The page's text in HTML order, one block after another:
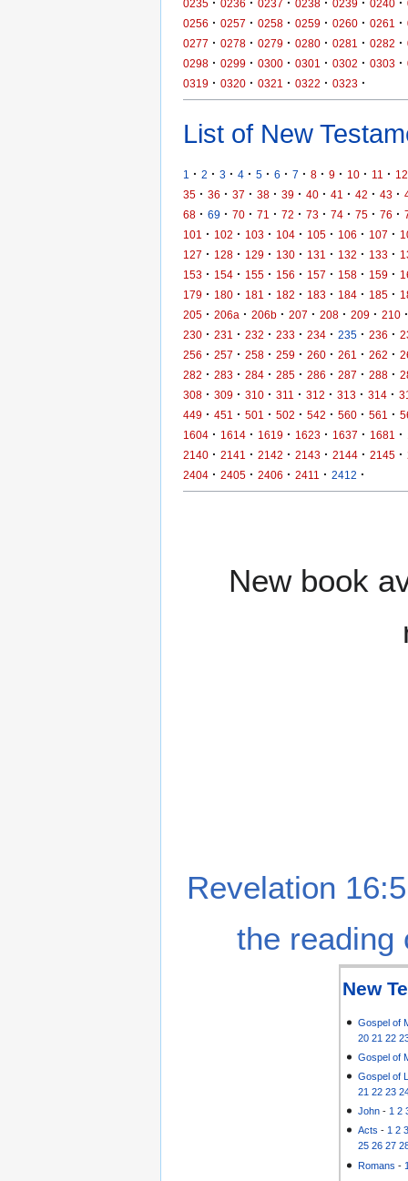
0235
0236 0237 0238 0239 0240
0256 · 0257 · 0258 · 0259 · 0260 · 0261 ·
0277 · 0278 · 0279 · 0280 · 0281 · 0282 ·
0298 · 0299 · 0300 · 0301 · 0302 · 0303 ·
0319 · 0320 · 0321 · 0322 · 0323 ·
List of New
1 · 2 · 3 · 4 · 5 · 6 · 7 · 8 · 9 · 10 · 11 · 12
35 · 36 · 37 · 38 · 39 · 40 · 41 · 42 · 43 ·
68 · 69 · 70 · 71 · 72 · 73 · 74 · 75 · 76 ·
101
· 102 · 103 · 104 · 105 · 106 · 107 ·
127 · 128 · 129 · 130 · 131 · 132 · 133 ·
153 · 154 · 155 · 156 · 157 · 158 · 159 ·
179 · 180 · 181 · 182 · 183 · 184 · 185 ·
205 · 206a · 206b · 207 · 208 · 209 · 210 ·
230 · 231 · 232 · 233 · 234 · 235 · 236 ·
256 · 257 · 258 · 259 · 260 · 261 · 262 ·
282 · 283 · 284 · 285 · 286 · 287 · 288 ·
308 · 309 · 310 · 311 · 312 · 313 · 314 ·
449 · 451 · 501 · 502 · 542 · 560 · 561 ·
1604 · 1614 · 1619 · 1623 · 1637 · 1681 ·
2140 · 2141 · 2142 · 2143 · 2144 · 2145 ·
2404 · 2405 · 2406 · 2411 · 2412 ·
New book
Revelation
the reading
New
Gospel of
20 21 22
Gospel of
Gospel of
21 22 23
John - 1 2
Acts - 1 2
25 26 27
Romans -